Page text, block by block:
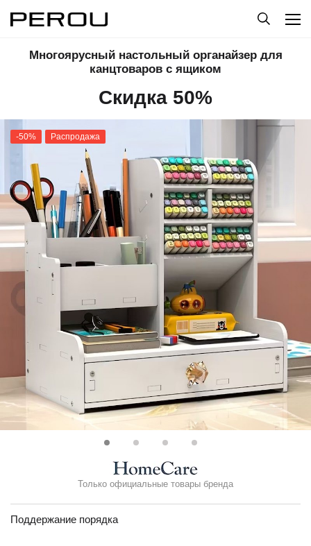
Многоярусный настольный органайзер для
канцтоваров с ящиком
Скидка 50%
-50% Распродажа
Только официальные товары бренда
Поддержание порядка